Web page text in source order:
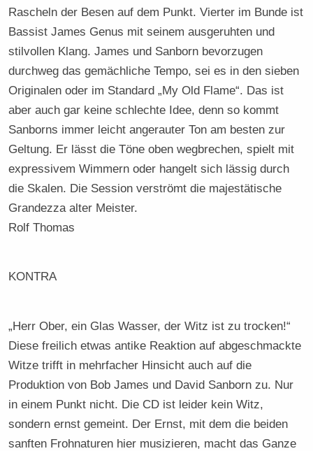
Rascheln der Besen auf dem Punkt. Vierter im Bunde ist
Bassist James Genus mit seinem ausgeruhten und
stilvollen Klang. James und Sanborn bevorzugen
durchweg das gemächliche Tempo, sei es in den sieben
Originalen oder im Standard „My Old Flame“. Das ist
aber auch gar keine schlechte Idee, denn so kommt
Sanborns immer leicht angerauter Ton am besten zur
Geltung. Er lässt die Töne oben wegbrechen, spielt mit
expressivem Wimmern oder hangelt sich lässig durch
die Skalen. Die Session verströmt die majestätische
Grandezza alter Meister.
Rolf Thomas
KONTRA
„Herr Ober, ein Glas Wasser, der Witz ist zu trocken!“
Diese freilich etwas antike Reaktion auf abgeschmackte
Witze trifft in mehrfacher Hinsicht auch auf die
Produktion von Bob James und David Sanborn zu. Nur
in einem Punkt nicht. Die CD ist leider kein Witz,
sondern ernst gemeint. Der Ernst, mit dem die beiden
sanften Frohnaturen hier musizieren, macht das Ganze